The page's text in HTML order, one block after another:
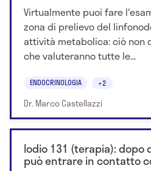
Virtualmente puoi fare
zona di prelievo del
attività metabolica: ciò non
che valuteranno tutte le...
ENDOCRINOLOGIA +2
Dr. Marco Castellazzi
Iodio 131 (terapia): dopo
può entrare in contatto